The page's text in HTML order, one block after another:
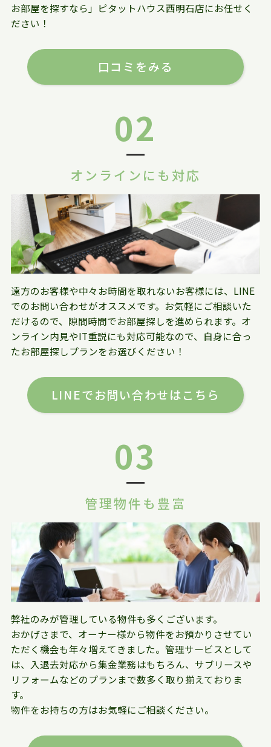
お部屋を探すなら」ピタットハウス西明石店にお任せく
ださい！
口コミをみる
02
オンラインにも対応
遠方のお客様や中々お時間を取れないお客様には、LINE
でのお問い合わせがオススメです。お気軽にご相談いた
だけるので、隙間時間でお部屋探しを進められます。オ
ンライン内見やIT重説にも対応可能なので、自身に合っ
たお部屋探しプランをお選びください！
LINEでお問い合わせはこちら
03
管理物件も豊富
弊社のみが管理している物件も多くございます。
おかげさまで、オーナー様から物件をお預かりさせてい
ただく機会も年々増えてきました。管理サービスとして
は、入退去対応から集金業務はもちろん、サブリースや
リフォームなどのプランまで数多く取り揃えておりま
す。
物件をお持ちの方はお気軽にご相談ください。